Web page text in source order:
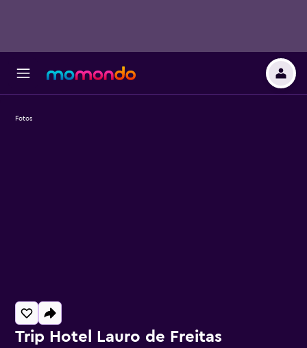
Trip Hotel Lauro de Freitas
Fotos